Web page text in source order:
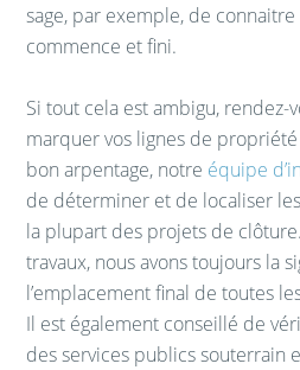
sage, par exemple, de
commence et fini.
Si tout cela est ambigu,
marquer vos lignes de
bon arpentage, notre équipe
de déterminer et de localiser
la plupart des projets de
travaux, nous avons toujours la
l’emplacement final de toutes
Il est également conseillé de
des services publics souterrain